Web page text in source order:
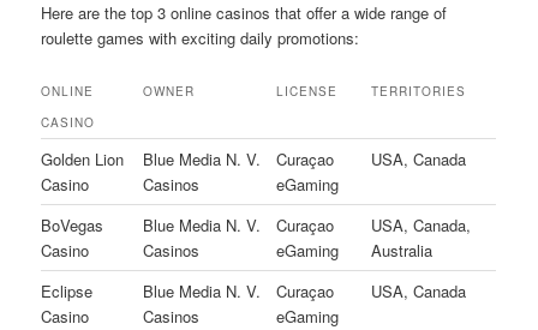
Here are the top 3 online casinos that offer a wide range of
roulette games with exciting daily promotions:
ONLINE
CASINO
OWNER LICENSE TERRITORIES
Golden Lion
Casino
Blue Media N. V.
Casinos
Curaçao
eGaming
USA, Canada
BoVegas
Casino
Blue Media N. V.
Casinos
Curaçao
eGaming
USA, Canada,
Australia
Eclipse
Casino
Blue Media N. V.
Casinos
Curaçao
eGaming
USA, Canada